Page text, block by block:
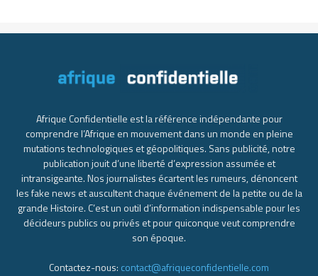
Afrique Confidentielle est la référence indépendante pour
comprendre l’Afrique en mouvement dans un monde en pleine
mutations technologiques et géopolitiques. Sans publicité, notre
publication jouit d’une liberté d’expression assumée et
intransigeante. Nos journalistes écartent les rumeurs, dénoncent
les fake news et auscultent chaque événement de la petite ou de la
grande Histoire. C’est un outil d’information indispensable pour les
décideurs publics ou privés et pour quiconque veut comprendre
son époque.
Contactez-nous: contact@afriqueconfidentielle.com